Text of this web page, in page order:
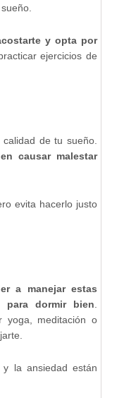
y opta por
ejercicios de
de tu sueño.
causar malestar
evita hacerlo justo
a manejar estas
para dormir bien.
yoga, meditación o
la ansiedad están